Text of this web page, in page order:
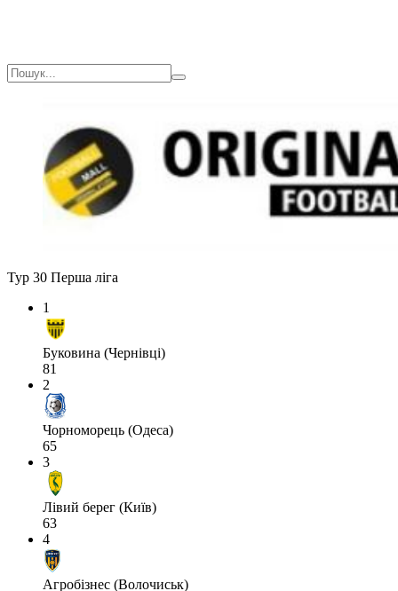
Тур 30 Перша ліга
1
Буковина (Чернівці)
81
2
Чорноморець (Одеса)
65
3
Лівий берег (Київ)
63
4
Агробізнес (Волочиськ)